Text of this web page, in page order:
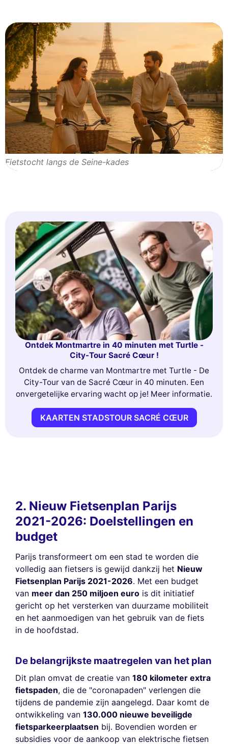
Fietstocht langs de Seine-kades
Ontdek Montmartre in 40 minuten met Turtle -
City-Tour Sacré Cœur !
Ontdek de charme van Montmartre met Turtle - De
City-Tour van de Sacré Cœur in 40 minuten. Een
onvergetelijke ervaring wacht op je! Meer informatie.
KAARTEN STADSTOUR SACRÉ CŒUR
2. Nieuw Fietsenplan Parijs
2021-2026: Doelstellingen en
budget
Parijs transformeert om een stad te worden die
volledig aan fietsers is gewijd dankzij het Nieuw
Fietsenplan Parijs 2021-2026. Met een budget
van meer dan 250 miljoen euro is dit initiatief
gericht op het versterken van duurzame mobiliteit
en het aanmoedigen van het gebruik van de fiets
in de hoofdstad.
De belangrijkste maatregelen van het plan
Dit plan omvat de creatie van 180 kilometer extra
fietspaden, die de "coronapaden" verlengen die
tijdens de pandemie zijn aangelegd. Daar komt de
ontwikkeling van 130.000 nieuwe beveiligde
fietsparkeerplaatsen bij. Bovendien worden er
subsidies voor de aankoop van elektrische fietsen